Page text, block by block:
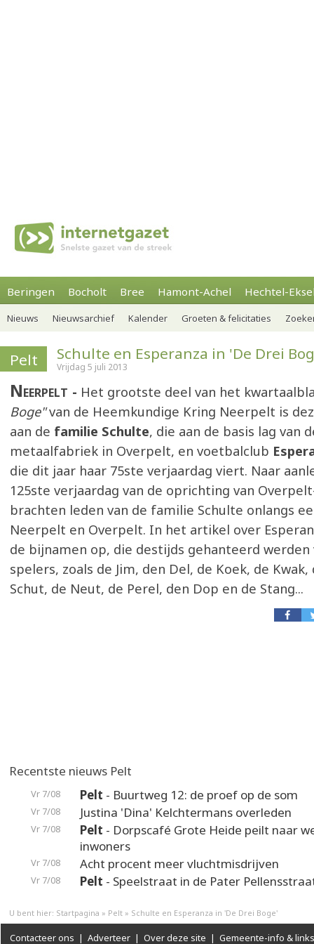
Beringen Bocholt Bree Hamont-Achel Hechtel-
Nieuws Nieuwsarchief Kalender Groeten & felicitaties
Pelt Schulte en Esperanza in 'De Drei
Vrijdag 5 juli 2013
Neerpelt
Het grootste deel van het
Boge"van de Heemkundige Kring Neerpelt is
aan de familie Schulte, die aan de basis lag van
metaalfabriek in Overpelt, en voetbalclub
die dit jaar haar 75ste verjaardag viert. Naar
125ste verjaardag van de oprichting van
brachten leden van de familie Schulte onlangs
Neerpelt en Overpelt. In het artikel over
de bijnamen op, die destijds gehanteerd
spelers, zoals de Jim, den Del, de Koek, de
Schut, de Neut, de Perel, den Dop en de Stang...
Recentste nieuws Pelt
Vr 7/08 Pelt - Buurtweg 12: de proef op de som
Vr 7/08 Justina 'Dina' Kelchtermans overleden
Vr 7/08 Pelt - Dorpscafé Grote Heide peilt naar
inwoners
Vr 7/08 Acht procent meer vluchtmisdrijven
Vr 7/08 Pelt - Speelstraat in de Pater
U bent hier: Startpagina » Pelt » Schulte en Esperanza in 'De Drei Boge'
Contacteer ons | Adverteer | Over deze site | Gemeente-info & links